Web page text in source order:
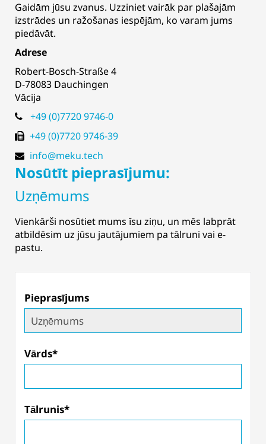
Gaidām jūsu zvanus. Uzziniet vairāk par plašajām
izstrādes un ražošanas iespējām, ko varam jums
piedāvāt.
Adrese
Robert-Bosch-Straße 4
D-78083 Dauchingen
Vācija
+49 (0)7720 9746-0
+49 (0)7720 9746-39
info@meku.tech
Nosūtīt pieprasījumu:
Uzņēmums
Vienkārši nosūtiet mums īsu ziņu, un mēs labprāt
atbildēsim uz jūsu jautājumiem pa tālruni vai e-
pastu.
Pieprasījums
Vārds*
Tālrunis*